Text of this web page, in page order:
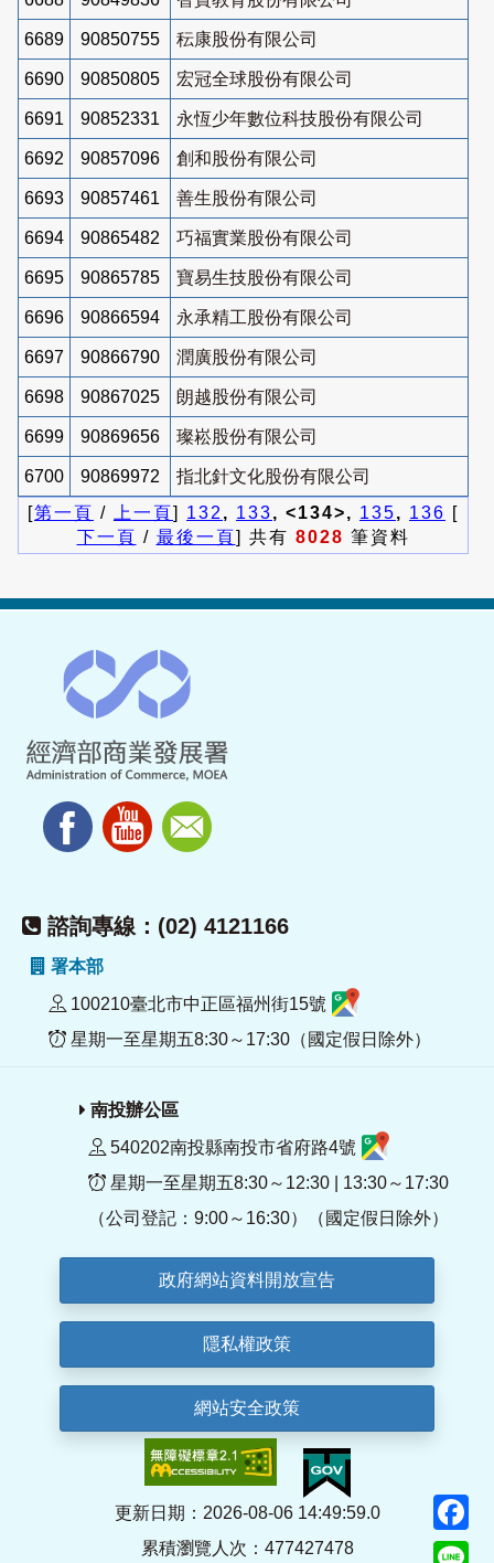
6689 90850755 秐康股份有限公司
6690 90850805 宏冠全球股份有限公司
6691 90852331 永恆少年數位科技股份有限公司
6692 90857096 創和股份有限公司
6693 90857461 善生股份有限公司
6694 90865482 巧福實業股份有限公司
6695 90865785 寶易生技股份有限公司
6696 90866594 永承精工股份有限公司
6697 90866790 潤廣股份有限公司
6698 90867025 朗越股份有限公司
6699 90869656 璨崧股份有限公司
6700 90869972
指北針文化股份有限公司
[第一頁 / 上一頁] 132 , 133, <134>, 135, 136 [
下一頁 / 最後一頁] 共有 8028 筆資料
諮詢專線：(02) 4121166
署本部
100210臺北市中正區福州街15號
星期一至星期五8:30～17:30（國定假日除外）
南投辦公區
540202南投縣南投市省府路4號
星期一至星期五8:30～12:30 | 13:30～17:30
（公司登記：9:00～16:30）（國定假日除外）
政府網站資料開放宣告
隱私權政策
網站安全政策
更新日期：2026-08-06 14:49:59.0
累積瀏覽人次：477427478